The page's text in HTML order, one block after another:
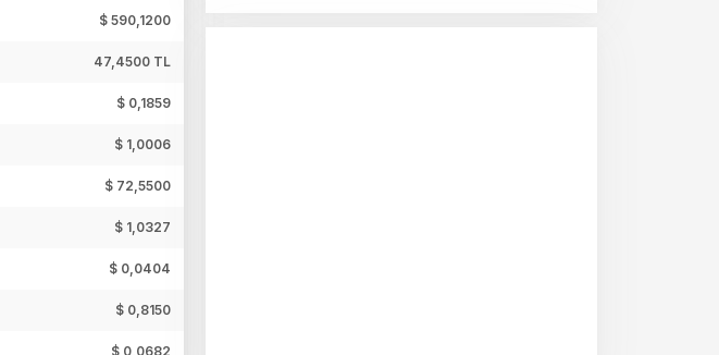
$ 590,1200
47,4500 TL
$ 0,1859
$ 1,0006
$ 72,5500
$ 1,0327
$ 0,0404
$ 0,8150
$ 0,0682